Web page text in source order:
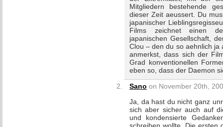
Mitgliedern bestehende
dieser Zeit aeussert. Du
japanischer
Films zeichnet einen
japanischen Gesellschaft,
Clou – den du so aehnlich ja
anmerkst, dass sich der
Grad konventionellen
eben so, dass der Daemon
Sano on November 20th,
Ja, da hast du nicht ganz
sich aber sicher auch auf
und kondensierte